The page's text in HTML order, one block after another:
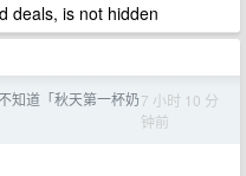
deals, is not hidden
知道「秋天第一杯奶7 小时 10 分
钟前